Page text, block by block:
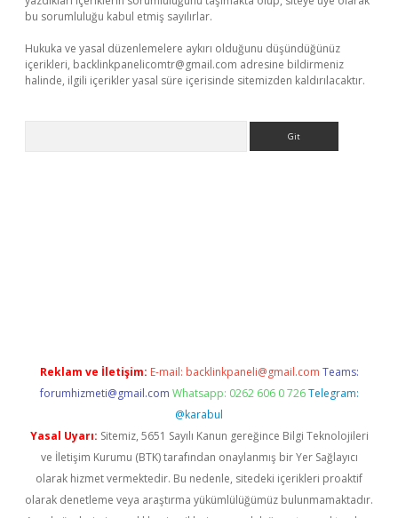
bu sorumluluğu kabul etmiş sayılırlar.
Hukuka ve yasal düzenlemelere aykırı olduğunu düşündüğünüz
içerikleri, backlinkpanelicomtr@gmail.com adresine bildirmeniz
halinde, ilgili içerikler yasal süre içerisinde sitemizden kaldırılacaktır.
Reklam ve İletişim: E-mail: backlinkpaneli@gmail.com Teams:
forumhizmeti@gmail.com Whatsapp: 0262 606 0 726 Telegram:
@karabul
Yasal Uyarı: Sitemiz, 5651 Sayılı Kanun gereğince Bilgi Teknolojileri
ve İletişim Kurumu (BTK) tarafından onaylanmış bir Yer Sağlayıcı
olarak hizmet vermektedir. Bu nedenle, sitedeki içerikleri proaktif
olarak denetleme veya araştırma yükümlülüğümüz bulunmamaktadır.